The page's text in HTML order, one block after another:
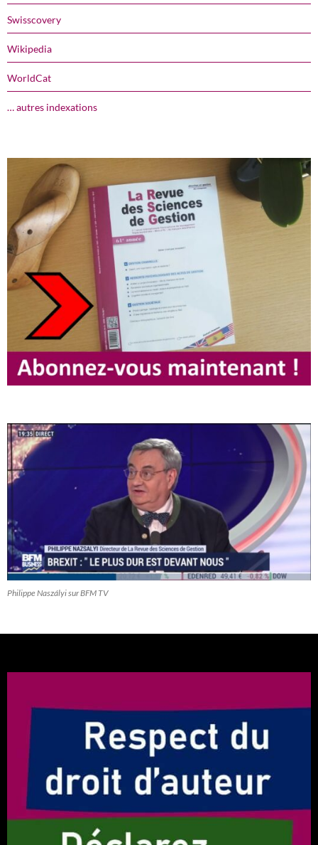
Swisscovery
Wikipedia
WorldCat
… autres indexations
Philippe Naszályi sur BFM TV